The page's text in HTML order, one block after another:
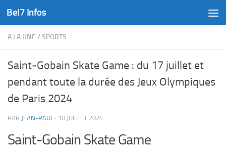
Skip to content
Bel7 Infos
A LA UNE /SPORTS
Saint-Gobain Skate Game : du 17 juillet et
pendant toute la durée des Jeux Olympiques
de Paris 2024
PAR JEAN-PAUL · 10 JUILLET 2024
Saint-Gobain Skate Game